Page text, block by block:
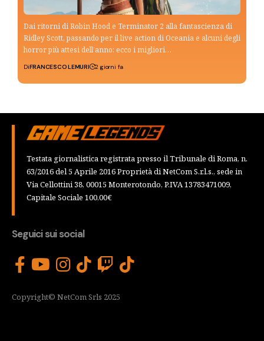
Dai ritorni di Robin Hood e Terminator 2 alla fantascienza di
Ridley Scott, passando per il live action di Oceania e alcuni degli
horror più attesi dell’anno: ecco i migliori…
DiFRANCESCO LEMURI 2 giorni fa
Testata giornalistica registrata presso il Tribunale di Roma, n.
63/2016 del 5 Aprile 2016 Proprietà di NetCom S.r.l.s., sede in
Via Cellottini 38, 00015 Monterotondo, P.IVA 13783471009,
Capitale Sociale 100,00€
Seguici sui social
Copyright© NetCom Srls 2025